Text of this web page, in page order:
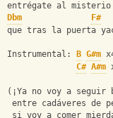
entrégate al misterio
Dbm
F#
que tras la puerta
Instrumental: B G#m
C# A#m
(¡Ya no voy a seguir
entre cadáveres de
si voy a comer